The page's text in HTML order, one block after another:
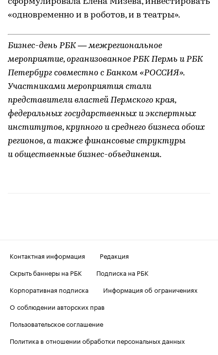
«одновременно и в роботов, и в театры».
Бизнес-день РБК — межрегиональное
мероприятие, организованное РБК Пермь и РБК
Петербург совместно с Банком «РОССИЯ».
Участниками мероприятия стали
представители властей Пермского края,
федеральных государственных и экспертных
институтов, крупного и среднего бизнеса обоих
регионов, а также финансовые структуры
и общественные бизнес-объединения.
Контактная информация
Редакция
Скрыть баннеры на РБК
Подписка на РБК
Корпоративная подписка
Информация об ограничениях
О соблюдении авторских прав
Пользовательское соглашение
Политика в отношении обработки персональных данных